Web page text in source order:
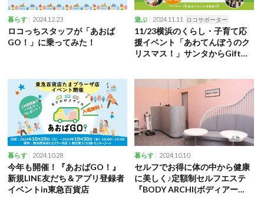
暮らす 2024.12.23
ロコっちスタッフが「あおば
GO！」に乗ってみた！
遊ぶ 2024.11.11 ロコサポーター
11/23横浜のくらし・子育て応
援イベント「あわてんぼうのク
リスマス！」サンタからGift、
暮らす 2024.10.28
今年も開催！『あおばGO！』
新規LINE友だち＆アプリ登録者
イベントin東急百貨店
暮らす 2024.10.10
セルフでお得に体の中から健康
に美しく♪定額制セルフエステ
『BODY ARCHI(ボディアー